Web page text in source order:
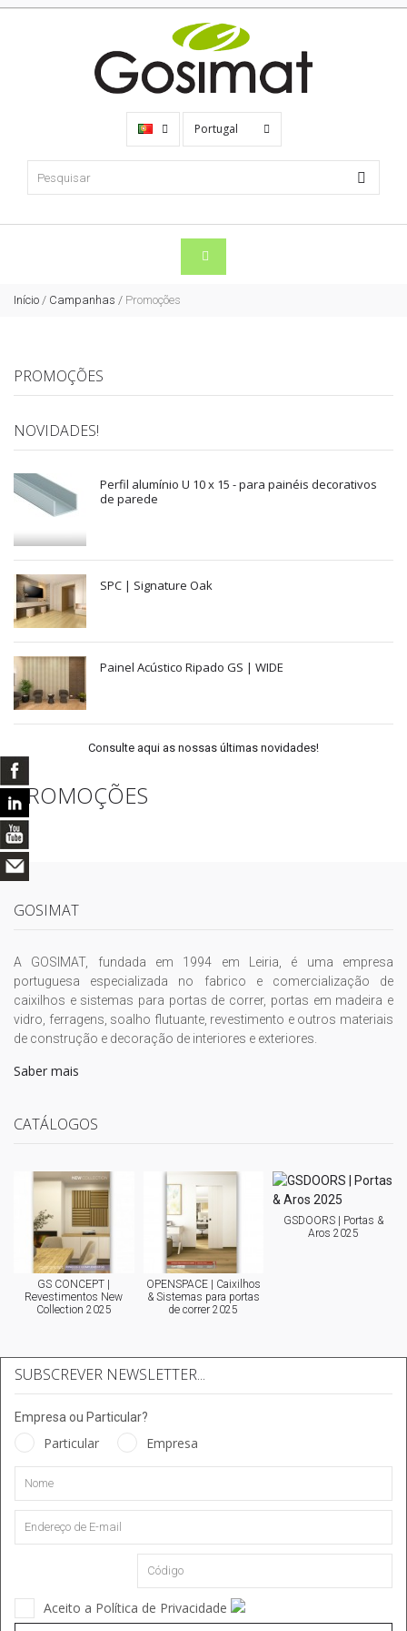
Portugal
Início / Campanhas / Promoções
PROMOÇÕES
NOVIDADES!
Perfil alumínio U 10 x 15 - para painéis decorativos
de parede
SPC | Signature Oak
Painel Acústico Ripado GS | WIDE
Consulte aqui as nossas últimas novidades!
PROMOÇÕES
GOSIMAT
A GOSIMAT, fundada em 1994 em Leiria, é uma empresa
portuguesa especializada no fabrico e comercialização de
caixilhos e sistemas para portas de correr, portas em madeira e
vidro, ferragens, soalho flutuante, revestimento e outros materiais
de construção e decoração de interiores e exteriores.
Saber mais
CATÁLOGOS
GS CONCEPT |
Revestimentos New
Collection 2025
OPENSPACE | Caixilhos
& Sistemas para portas
de correr 2025
GSDOORS | Portas &
Aros 2025
SUBSCREVER NEWSLETTER...
Empresa ou Particular?
Particular Empresa
Aceito a Política de Privacidade